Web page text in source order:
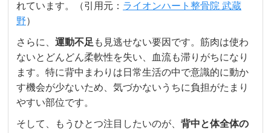
れています。（引用元： ライオンハート整骨院 武蔵
野）
さらに、運動不足 も見逃せない要因です。筋肉は使わ
ないとどんどん柔軟性を失い、血流も滞りがちになり
ます。特に背中まわりは日常生活の中で意識的に動か
す機会が少ないため、気づかないうちに負担がたまり
やすい部位です。
そして、もうひとつ注目したいのが、背中と体全体の